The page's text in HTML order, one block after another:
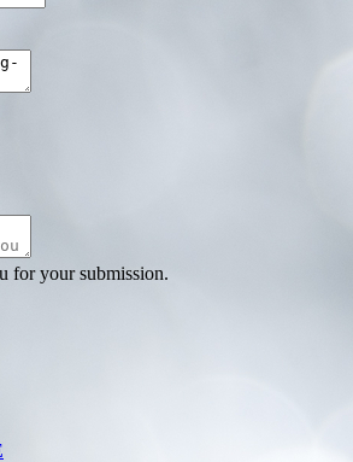
for your submission.